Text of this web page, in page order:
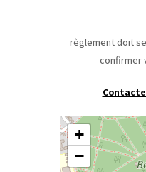
règlement doit
confirmer
+
−